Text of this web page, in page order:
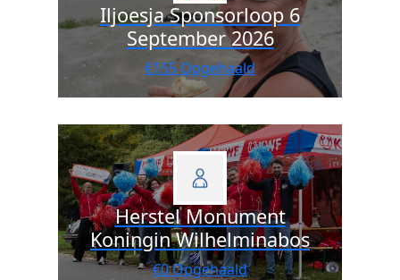
Iljoesja Sponsorloop 6
September 2026
€155 Opgehaald
Herstel Monument
Koningin Wilhelminabos
€0 Opgehaald